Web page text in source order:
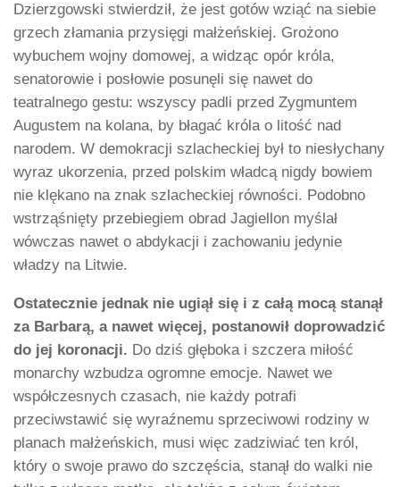
Dzierzgowski stwierdził, że jest gotów wziąć na siebie
grzech złamania przysięgi małżeńskiej. Grożono
wybuchem wojny domowej, a widząc opór króla,
senatorowie i posłowie posunęli się nawet do
teatralnego gestu: wszyscy padli przed Zygmuntem
Augustem na kolana, by błagać króla o litość nad
narodem. W demokracji szlacheckiej był to niesłychany
wyraz ukorzenia, przed polskim władcą nigdy bowiem
nie klękano na znak szlacheckiej równości. Podobno
wstrząśnięty przebiegiem obrad Jagiellon myślał
wówczas nawet o abdykacji i zachowaniu jedynie
władzy na Litwie.
Ostatecznie jednak nie ugiął się i z całą mocą stanął
za Barbarą, a nawet więcej, postanowił doprowadzić
do jej koronacji. Do dziś głęboka i szczera miłość
monarchy wzbudza ogromne emocje. Nawet we
współczesnych czasach, nie każdy potrafi
przeciwstawić się wyraźnemu sprzeciwowi rodziny w
planach małżeńskich, musi więc zadziwiać ten król,
który o swoje prawo do szczęścia, stanął do walki nie